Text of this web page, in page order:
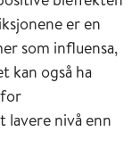
er en
som influensa,
kan også ha
lavere nivå enn